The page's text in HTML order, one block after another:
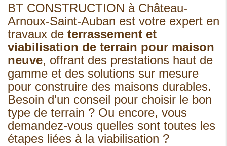
BT CONSTRUCTION à Château-
Arnoux-Saint-Auban est votre expert en
travaux de terrassement et
viabilisation de terrain pour maison
neuve, offrant des prestations haut de
gamme et des solutions sur mesure
pour construire des maisons durables.
Besoin d'un conseil pour choisir le bon
type de terrain ? Ou encore, vous
demandez-vous quelles sont toutes les
étapes liées à la viabilisation ?